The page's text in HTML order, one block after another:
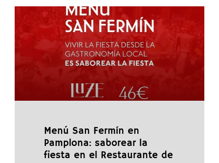
Menú San Fermín en
Pamplona: saborear la
fiesta en el Restaurante de